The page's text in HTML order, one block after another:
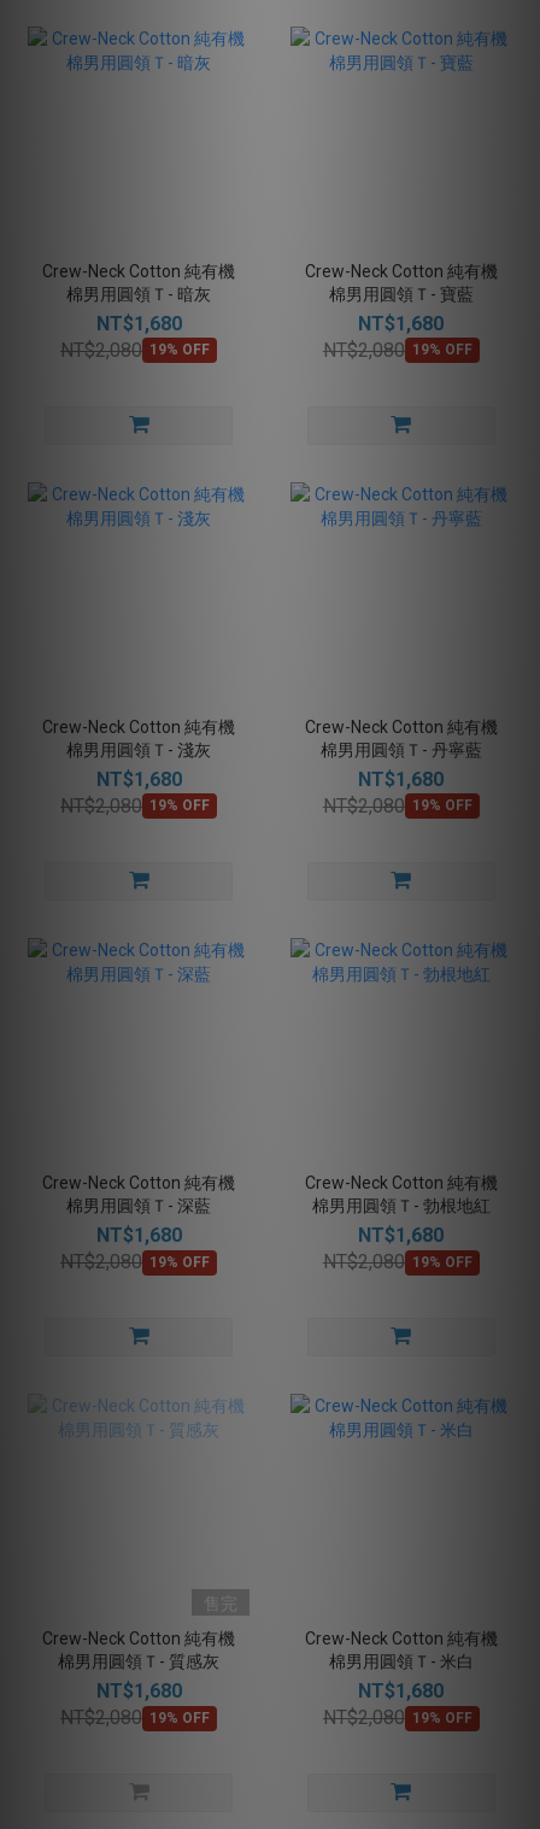
Crew-Neck Cotton 純有機
棉男用圓領Ｔ- 暗灰
NT$1,680
NT$2,080 19% OFF
Crew-Neck Cotton 純有機
棉男用圓領Ｔ- 寶藍
NT$1,680
NT$2,080 19% OFF
Crew-Neck Cotton 純有機
棉男用圓領Ｔ- 淺灰
NT$1,680
NT$2,080 19% OFF
Crew-Neck Cotton 純有機
棉男用圓領Ｔ- 丹寧藍
NT$1,680
NT$2,080 19% OFF
Crew-Neck Cotton 純有機
棉男用圓領Ｔ- 深藍
NT$1,680
NT$2,080 19% OFF
Crew-Neck Cotton 純有機
棉男用圓領Ｔ- 勃根地紅
NT$1,680
NT$2,080 19% OFF
售完
Crew-Neck Cotton 純有機
棉男用圓領Ｔ- 質感灰
NT$1,680
NT$2,080 19% OFF
Crew-Neck Cotton 純有機
棉男用圓領Ｔ- 米白
NT$1,680
NT$2,080 19% OFF